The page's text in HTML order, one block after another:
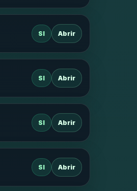
SI Abrir
SI Abrir
SI Abrir
SI Abrir